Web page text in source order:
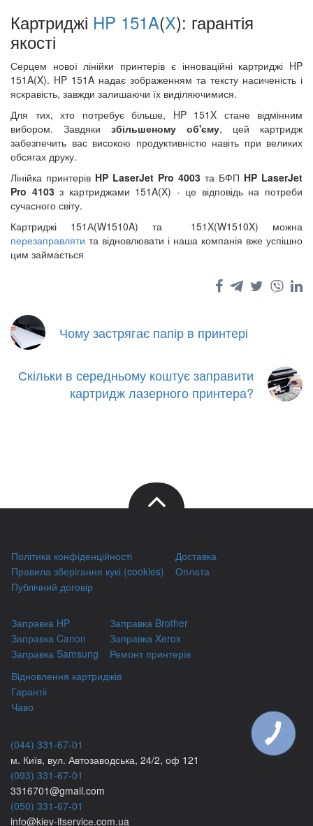
Картриджі HP 151A(X): гарантія
якості
Серцем нової лінійки принтерів є інноваційні картриджі HP
151A(X). HP 151A надає зображенням та тексту насиченість і
яскравість, завжди залишаючи їх виділяючимися.
Для тих, хто потребує більше, HP 151X стане відмінним
вибором. Завдяки збільшеному об'єму, цей картридж
забезпечить вас високою продуктивністю навіть при великих
обсягах друку.
Лінійка принтерів HP LaserJet Pro 4003 та БФП HP LaserJet
Pro 4103з картриджами 151A(X) - це відповідь на потреби
сучасного світу.
Картриджі 151А(W1510A) та 151X(W1510X) можна
перезаправляти та відновлювати і наша компанія вже успішно
цим займається
Чому застрягає папір в принтері
Скільки в середньому коштує заправити
картридж лазерного принтера?
Політика конфіденційності
Правила зберігання кукі (cookies)
Публічний договір
Доставка
Оплата
Заправка HP
Заправка Canon
Заправка Samsung
Заправка Brother
Заправка Xerox
Ремонт принтерів
Відновлення картриджів
Гарантіі
Чаво
(044) 331-67-01
м. Київ, вул. Автозаводська, 24/2, оф 121
(093) 331-67-01
3316701@gmail.com
(050) 331-67-01
info@kiev-itservicе.com.ua
КНОПКА
ЗВ'ЯЗКУ